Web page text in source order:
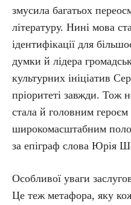
змусила багатьох
літературу. Нині мова
ідентифікації для
думки й лідера
культурних ініціатив
пріоритеті завжди. Тож
стала й головним героєм
широкомасштабним
за епіграф слова Юрія
Особливої уваги
Це теж метафора, яку